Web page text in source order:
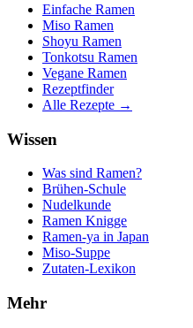
Einfache Ramen
Miso Ramen
Shoyu Ramen
Tonkotsu Ramen
Vegane Ramen
Rezeptfinder
Alle Rezepte →
Wissen
Was sind Ramen?
Brühen-Schule
Nudelkunde
Ramen Knigge
Ramen-ya in Japan
Miso-Suppe
Zutaten-Lexikon
Mehr